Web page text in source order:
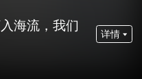
海流，我们
详情